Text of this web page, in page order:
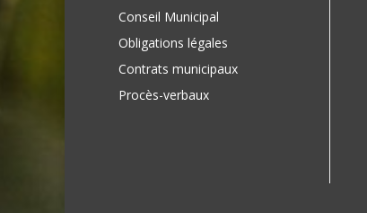
Conseil Municipal
Obligations légales
Contrats municipaux
Procès-verbaux